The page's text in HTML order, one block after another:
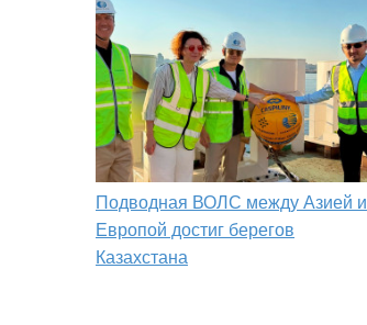
Подводная ВОЛС между Азией и
Европой достиг берегов
Казахстана